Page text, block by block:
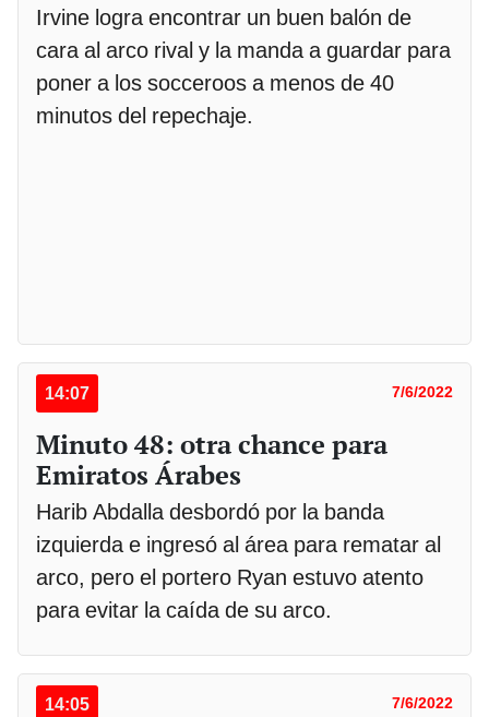
Irvine logra encontrar un buen balón de
cara al arco rival y la manda a guardar para
poner a los socceroos a menos de 40
minutos del repechaje.
14:07 7/6/2022
Minuto 48: otra chance para
Emiratos Árabes
Harib Abdalla desbordó por la banda
izquierda e ingresó al área para rematar al
arco, pero el portero Ryan estuvo atento
para evitar la caída de su arco.
14:05 7/6/2022